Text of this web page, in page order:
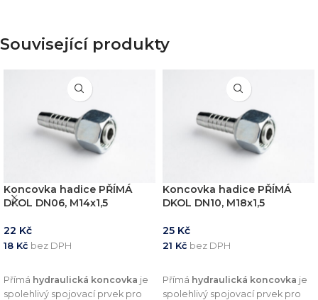
Související produkty
Koncovka hadice PŘÍMÁ
DKOL DN06, M14x1,5
22 Kč
18 Kč bez DPH
Přímá hydraulická koncovka je
spolehlivý spojovací prvek pro
Koncovka hadice PŘÍMÁ
DKOL DN10, M18x1,5
25 Kč
21 Kč bez DPH
Přímá hydraulická koncovka je
spolehlivý spojovací prvek pro